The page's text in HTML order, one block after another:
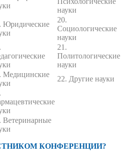
науки
Юридические
20.
Социологические
науки
21.
Политологические
науки
Медицинские
22. Другие науки
Ветеринарные
КОНФЕРЕНЦИИ?